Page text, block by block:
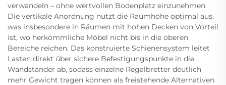
verwandeln – ohne wertvollen Bodenplatz einzunehmen.
Die vertikale Anordnung nutzt die Raumhöhe optimal aus,
was insbesondere in Räumen mit hohen Decken von Vorteil
ist, wo herkömmliche Möbel nicht bis in die oberen
Bereiche reichen. Das konstruierte Schienensystem leitet
Lasten direkt über sichere Befestigungspunkte in die
Wandständer ab, sodass einzelne Regalbretter deutlich
mehr Gewicht tragen können als freistehende Alternativen